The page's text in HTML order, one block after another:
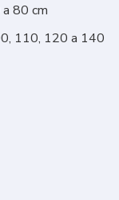
80 cm
110, 120 a 140